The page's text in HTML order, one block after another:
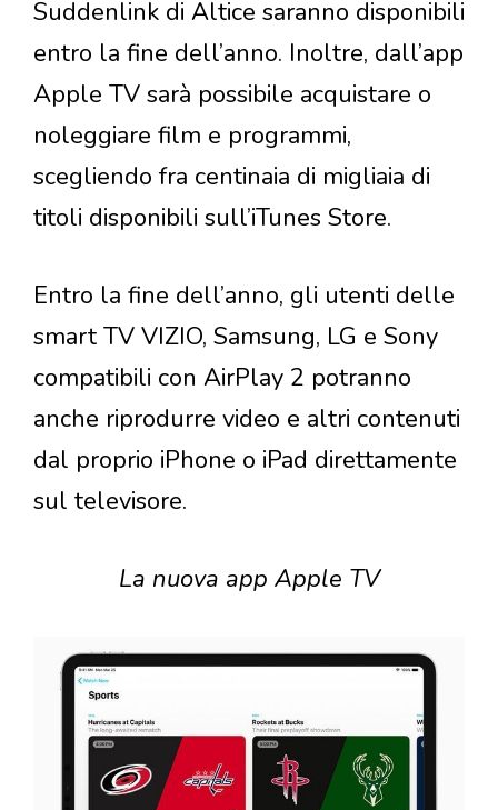
Suddenlink di Altice saranno disponibili
entro la fine dell’anno. Inoltre, dall’app
Apple TV sarà possibile acquistare o
noleggiare film e programmi,
scegliendo fra centinaia di migliaia di
titoli disponibili sull’iTunes Store.
Entro la fine dell’anno, gli utenti delle
smart TV VIZIO, Samsung, LG e Sony
compatibili con AirPlay 2 potranno
anche riprodurre video e altri contenuti
dal proprio iPhone o iPad direttamente
sul televisore.
La nuova app Apple TV